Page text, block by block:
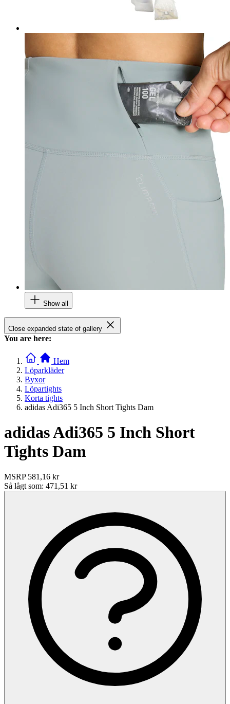
Show all
Close expanded state of gallery
You are here:
Hem
Löparkläder
Byxor
Löpartights
Korta tights
adidas Adi365 5 Inch Short Tights Dam
adidas Adi365 5 Inch Short
Tights Dam
MSRP 581,16 kr
Så lågt som: 471,51 kr